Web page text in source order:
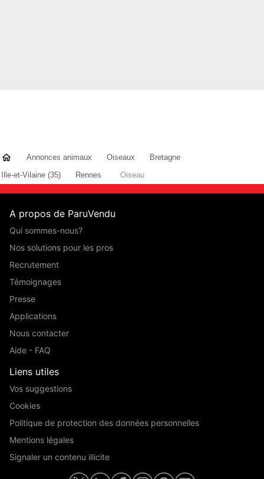
Annonces animaux Oiseaux
Bretagne
Ille-et-Vilaine (35)
Rennes Oiseau
A propos de ParuVendu
Qui sommes-nous?
Nos solutions pour les pros
Recrutement
Témoignages
Presse
Applications
Nous contacter
Aide - FAQ
Liens utiles
Vos suggestions
Cookies
Politique de protection des données personnelles
Mentions légales
Signaler un contenu illicite